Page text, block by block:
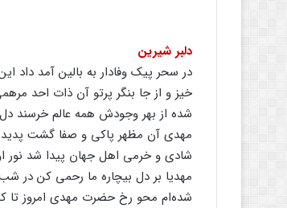
دلبر شیرین‌
در سحر پیک‌ وفادار به‌ بالین‌ آمد داد
خیز و از جا بنگر پرتو آن‌ ذات‌ احد
شده‌ از بهر وجودش‌ همه‌ عالم‌ خرسند
مهدی‌ آن‌ مظهر پاکی‌ و صفا گشت‌
شادی‌ و خرمی‌ اهل‌ جهان‌ پیدا شد نور
مهدیا بر دل‌ بیچاره‌ ما رحمی‌ کن‌ در
شده‌ام‌ محو رخ‌ حضرت‌ مهدی‌ امروز تا